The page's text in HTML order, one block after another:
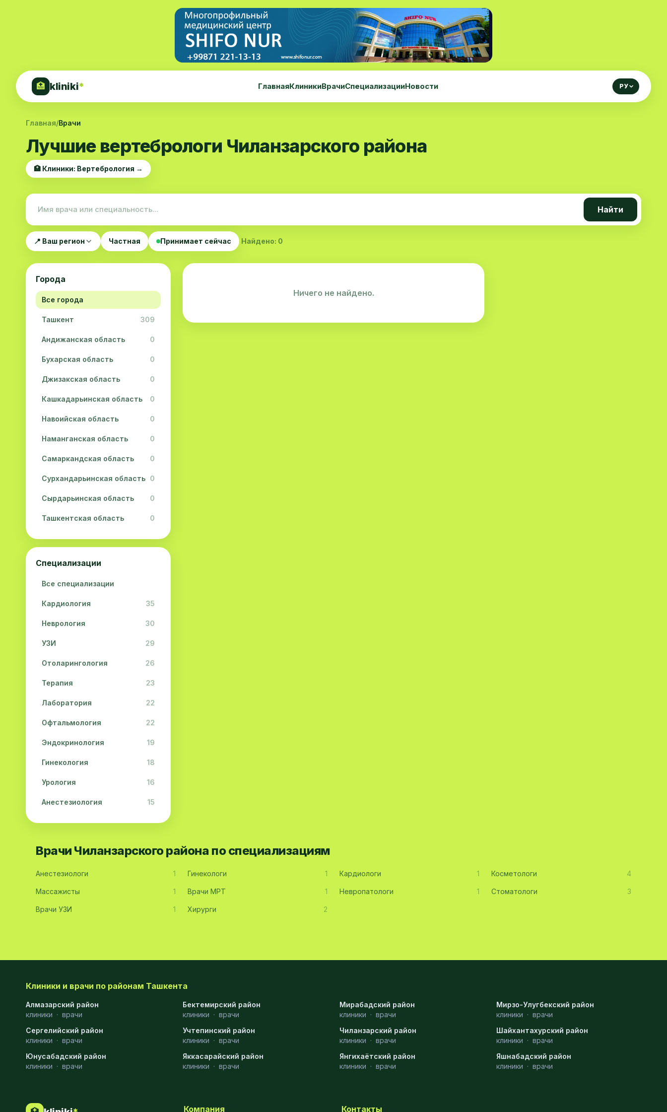
🏥 kliniki* ГлавнаяКлиникиВрачиСпециализацииНовости РУ
Главная/Врачи
Лучшие вертебрологи Чиланзарского района
🏥 Клиники: Вертебрология →
Найти
📍 Ваш регион Частная Принимает сейчас Найдено: 0
Города
Все города
Ташкент 309
Андижанская область 0
Бухарская область 0
Джизакская область 0
Кашкадарьинская область 0
Навоийская область 0
Наманганская область 0
Самаркандская область 0
Сурхандарьинская область 0
Сырдарьинская область 0
Ташкентская область 0
Ферганская область 0
Специализации
Все специализации
Кардиология 35
Неврология 30
УЗИ 29
Отоларингология 26
Терапия 23
Лаборатория 22
Офтальмология 22
Эндокринология 19
Гинекология 18
Урология 16
Анестезиология 15
Дерматология 15
Стоматология 9
Физиотерапия
Ортопедия
Пластическая хирургия
Ничего не найдено.
Врачи Чиланзарского района по специализациям
Анестезиологи 1 Гинекологи 1 Кардиологи 1 Косметологи 4
Массажисты 1 Врачи МРТ 1 Невропатологи 1 Стоматологи 3
Врачи УЗИ 1 Хирурги 2
Клиники и врачи по районам Ташкента
Алмазарский район
клиники · врачи
Бектемирский район
клиники · врачи
Мирабадский район
клиники · врачи
Мирзо-Улугбекский район
клиники · врачи
Сергелийский район
клиники · врачи
Учтепинский район
клиники · врачи
Чиланзарский район
клиники · врачи
Шайхантахурский район
клиники · врачи
Юнусабадский район
клиники · врачи
Яккасарайский район
клиники · врачи
Янгихаётский район
клиники · врачи
Яшнабадский район
клиники · врачи
Компания Контакты